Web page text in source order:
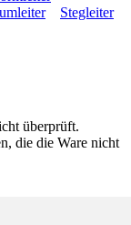
Stegleiter
überprüft.
die die Ware nicht